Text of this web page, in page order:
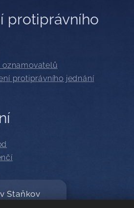
protiprávního
oznamovatelů
protiprávního jednání
Staňkov